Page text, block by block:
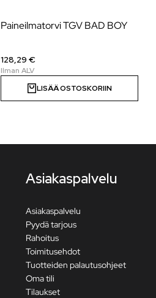
Paineilmatorvi TGV BAD BOY
128,29 €
LISÄÄ OSTOSKORIIN
Asiakaspalvelu
Asiakaspalvelu
Pyydä tarjous
Rahoitus
Toimitusehdot
Tuotteiden palautusohjeet
Oma tili
Tilaukset